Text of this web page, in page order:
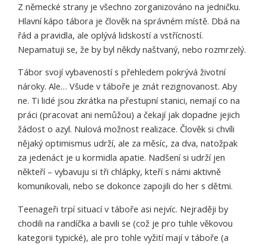
Z německé strany je všechno zorganizováno na jedničku.
Hlavní kápo tábora je člověk na správném místě. Dbá na
řád a pravidla, ale oplývá lidskostí a vstřícností.
Nepamatuji se, že by byl někdy naštvaný, nebo rozmrzelý.
Tábor svojí vybaveností s přehledem pokrývá životní
nároky. Ale… Všude v táboře je znát rezignovanost. Aby
ne. Ti lidé jsou zkrátka na přestupní stanici, nemají co na
práci (pracovat ani nemůžou) a čekají jak dopadne jejich
žádost o azyl. Nulová možnost realizace. Člověk si chvíli
nějaký optimismus udrží, ale za měsíc, za dva, natožpak
za jedenáct je u kormidla apatie. Nadšení si udrží jen
někteří – vybavuju si tři chlápky, kteří s námi aktivně
komunikovali, nebo se dokonce zapojili do her s dětmi.
Teenageři trpí situací v táboře asi nejvíc. Nejraději by
chodili na randíčka a bavili se (což je pro tuhle věkovou
kategorii typické), ale pro tohle vyžití mají v táboře (a